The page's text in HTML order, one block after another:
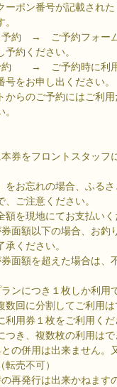
ーポン番号が記載され
予約 → ご予約フォー
予約ください。
約 → ご予約時に利用
号をお申し出ください。
からのご予約にはご利
券をフロントスタッフ
をお忘れの場合、ふる
、ご注意ください。
を現地にてお支払いく
面額以下の場合、お釣
承ください。
面額を超えた場合は、
ンにつき１枚しか利用
回に分割してご利用は
利用券１枚をご利用くだ
き、複数枚の利用はで
の併用は出来ません。
売不可）
再発行は出来かねます